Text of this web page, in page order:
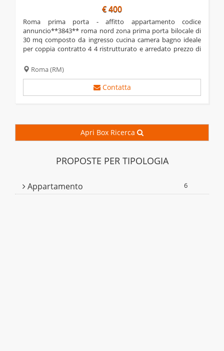
€ 400
roma prima porta - affitto appartamento codice
annuncio**3843** roma nord zona prima porta bilocale di
30 mq composto da ingresso cucina camera bagno ideale
per coppia contratto 4 4 ristrutturato e arredato prezzo di
contattare il num. 06.5746251/349.6318922...
Roma(RM)
Contatta
Apri Box Ricerca
PROPOSTE PER TIPOLOGIA
Appartamento 6